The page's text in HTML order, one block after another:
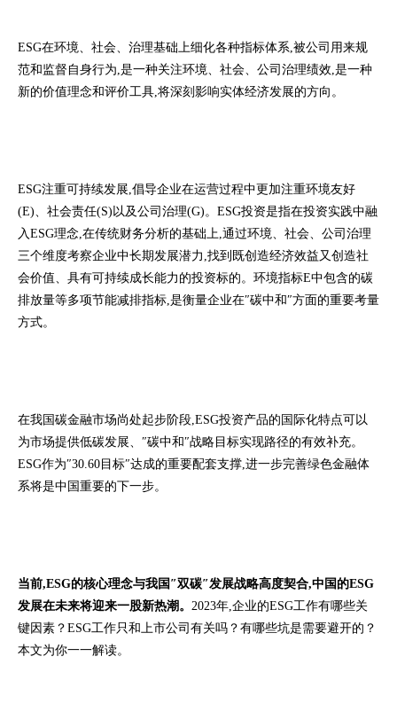
ESG在环境、社会、治理基础上细化各种指标体系,被公司用来规
范和监督自身行为,是一种关注环境、社会、公司治理绩效,是一种
新的价值理念和评价工具,将深刻影响实体经济发展的方向。
ESG注重可持续发展,倡导企业在运营过程中更加注重环境友好
(E)、社会责任(S)以及公司治理(G)。ESG投资是指在投资实践中融
入ESG理念,在传统财务分析的基础上,通过环境、社会、公司治理
三个维度考察企业中长期发展潜力,找到既创造经济效益又创造社
会价值、具有可持续成长能力的投资标的。环境指标E中包含的碳
排放量等多项节能减排指标,是衡量企业在″碳中和″方面的重要考量
方式。
在我国碳金融市场尚处起步阶段,ESG投资产品的国际化特点可以
为市场提供低碳发展、″碳中和″战略目标实现路径的有效补充。
ESG作为″30.60目标″达成的重要配套支撑,进一步完善绿色金融体
系将是中国重要的下一步。
当前,ESG的核心理念与我国″双碳″发展战略高度契合,中国的ESG
发展在未来将迎来一股新热潮。 2023年,企业的ESG工作有哪些关
键因素？ESG工作只和上市公司有关吗？有哪些坑是需要避开的？
本文为你一一解读。